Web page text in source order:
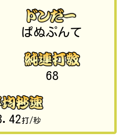
ぱぬぷんて
68
打/秒